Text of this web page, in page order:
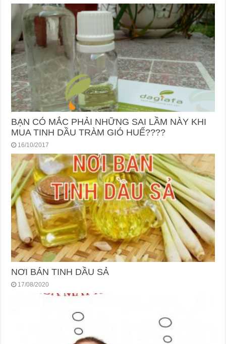
BẠN CÓ MẮC PHẢI NHỮNG SAI LẦM NÀY KHI
MUA TINH DẦU TRÀM GIÓ HUẾ????
16/10/2017
NƠI BÁN TINH DẦU SẢ
17/08/2020